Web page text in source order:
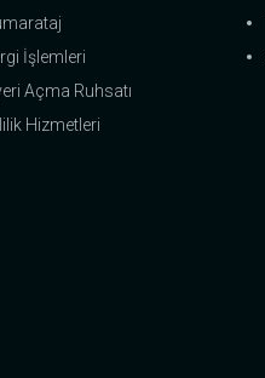
İşlemleri
Açma Ruhsatı
Hizmetleri